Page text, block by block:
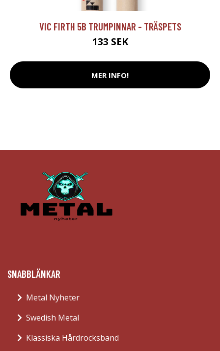
VIC FIRTH 5B TRUMPINNAR - TRÄSPETS
133 SEK
MER INFO!
SNABBLÄNKAR
Metal Nyheter
Swedish Metal
Klassiska Hårdrocksband